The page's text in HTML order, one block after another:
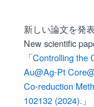
新しい論文を発
New scientific
「Controlling the
Au@Ag-Pt
Co-reduction
102132 (2024). 」